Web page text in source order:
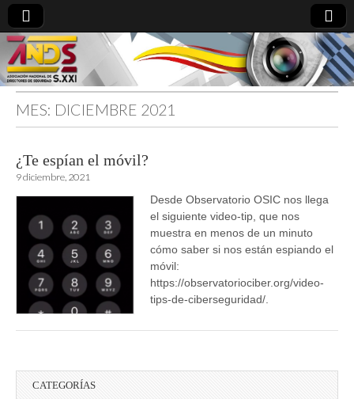
MES: DICIEMBRE 2021
¿Te espían el móvil?
9 diciembre, 2021
Desde Observatorio OSIC nos llega
el siguiente video-tip, que nos
muestra en menos de un minuto
cómo saber si nos están espiando el
móvil:
https://observatoriociber.org/video-
tips-de-ciberseguridad/.
CATEGORÍAS